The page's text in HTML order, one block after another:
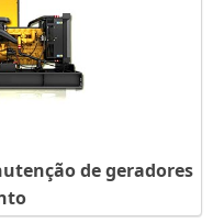
de geradores